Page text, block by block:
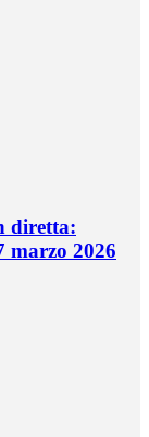
diretta:
marzo 2026